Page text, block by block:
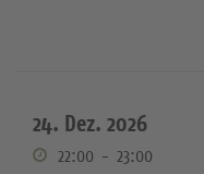
24. Dez. 2026
22:00 - 23:00